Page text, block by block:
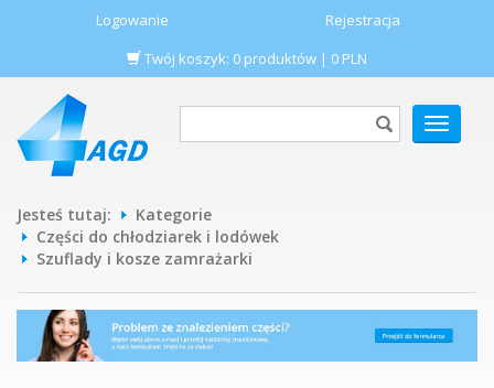
Logowanie
Rejestracja
Twój koszyk: 0 produktów | 0 PLN
POKAŻ
MENU
Jesteś tutaj:
Kategorie
Części do chłodziarek i lodówek
Szuflady i kosze zamrażarki